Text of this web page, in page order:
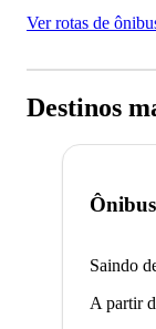
Ver rotas de
Destinos
Saindo
A partir